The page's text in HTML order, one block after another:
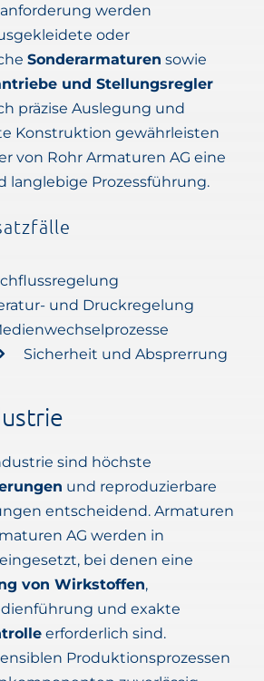
werden
oder
Sonderarmaturen sowie
und Stellungsregler
präzise Auslegung und
Konstruktion gewährleisten
von Rohr Armaturen AG eine
langlebige Prozessführung.
und Druckregelung
Sicherheit und Absprerrung
sind höchste
und reproduzierbare
entscheidend. Armaturen
AG werden in
bei denen eine
von Wirkstoffen,
und exakte
erforderlich sind.
Produktionsprozessen